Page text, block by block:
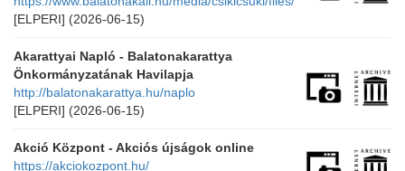
[ELPERI] (2026-06-15)
Akarattyai Napló - Balatonakarattya
Önkormányzatának Havilapja
http://balatonakarattya.hu/naplo
[ELPERI] (2026-06-15)
Akció Központ - Akciós újságok online
https://akciokozpont.hu/